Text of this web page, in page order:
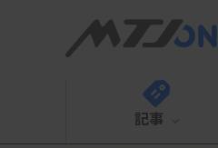
記事